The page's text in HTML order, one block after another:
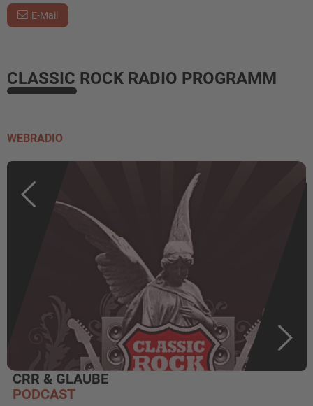
E-Mail
CLASSIC ROCK RADIO PROGRAMM
WEBRADIO
CRR & GLAUBE
PODCAST